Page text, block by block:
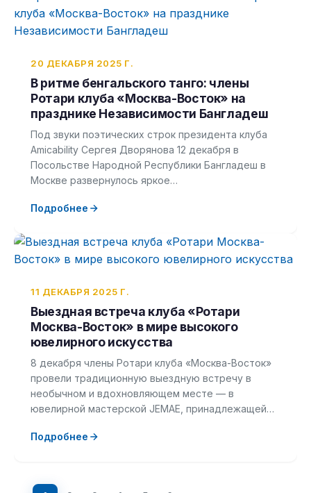
20 ДЕКАБРЯ 2025 Г.
В ритме бенгальского танго: члены
Ротари клуба «Москва-Восток» на
празднике Независимости Бангладеш
Под звуки поэтических строк президента клуба
Amicability Сергея Дворянова 12 декабря в
Посольстве Народной Республики Бангладеш в
Москве развернулось яркое…
Подробнее
11 ДЕКАБРЯ 2025 Г.
Выездная встреча клуба «Ротари
Москва-Восток» в мире высокого
ювелирного искусства
8 декабря члены Ротари клуба «Москва-Восток»
провели традиционную выездную встречу в
необычном и вдохновляющем месте — в
ювелирной мастерской JEMAE, принадлежащей…
Подробнее